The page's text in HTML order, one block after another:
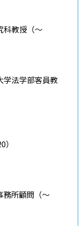
科教授（～
学法学部客員教
務所顧問（～